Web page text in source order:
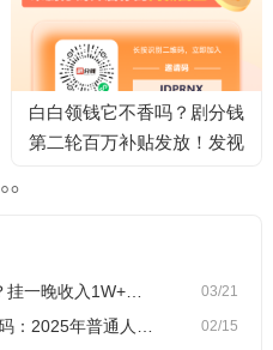
白白领钱它不香吗？剧分钱
第二轮百万补贴发放！发视
03/21
，这份教程，小白可做~
02/15
人如何抓住AI创业风口？